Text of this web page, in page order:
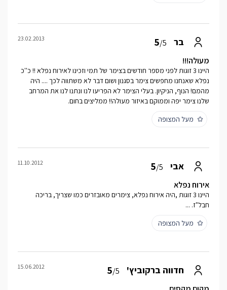
בר 5/5
23.02.2013
מעולה!!!
היינו 3 זוגות לפני מספר חודשים בצימר של תמי וזכינו לאירוח נפלא !! כ''כ
נפלא שאנחנו מחפשים צימר בסגנון ושום דבר לא משתווה לכך .... היה
מהמם! הנוף, הניקיון. בעלי הצימר לא הפריעו לנו ונתנו לנו את המרחב
שלנו צימר יפה וממוקם באיזור מעולה!! ממליצים בחום.
מעל המצופה
אבי 5/5
11.10.2012
אירוח נפלא
היינו 3 זוגות ,היה אירוח נפלא, צימרים מאובזרים כמו שצריך, בריכה
חבל"ז. ...
מעל המצופה
חדווה ברקוביץ' 5/5
15.06.2012